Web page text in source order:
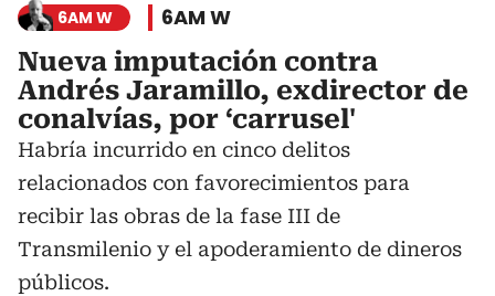
6AM W 6AM W
Nueva imputación contra
Andrés Jaramillo, exdirector de
conalvías, por ‘carrusel'
Habría incurrido en cinco delitos
relacionados con favorecimientos para
recibir las obras de la fase III de
Transmilenio y el apoderamiento de dineros
públicos.